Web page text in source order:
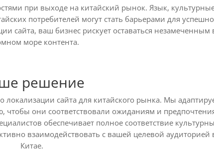
при выходе на китайский рынок. Язык,
потребителей могут стать барьерами для
сайта, ваш бизнес рискует оставаться незамеченным
море контента.
решение
локализации сайта для китайского рынка. Мы
чтобы они соответствовали ожиданиям и
обеспечивает полное соответствие
взаимодействовать с вашей целевой аудиторией
Китае.